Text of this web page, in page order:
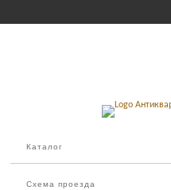
Каталог
Схема проезда